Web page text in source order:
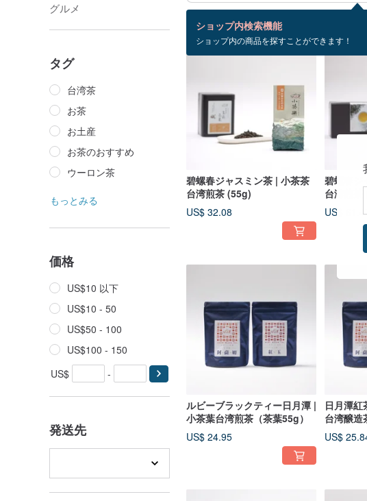
グルメ
タグ
台湾茶
お茶
お土産
お茶のおすすめ
ウーロン茶
もっとみる
価格
US$10 以下
US$10 - 50
US$50 - 100
US$100 - 150
US$
-
発送先
ショップ内検索機能
ショップ内の商品を探すことができます！
検索結果：13 件
碧螺春ジャスミン茶 | 小茶茶
台湾煎茶 (55g)
US$ 32.08
碧螺春ジ
台湾煎茶
US$
ルビーブラックティー日月潭 |
小茶葉台湾煎茶（茶葉55g）
US$ 24.95
日月潭紅
台湾醸造
US$